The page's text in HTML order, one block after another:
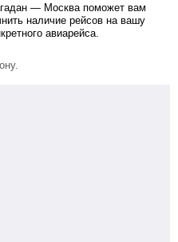
— Москва поможет вам
наличие рейсов на вашу
авиарейса.